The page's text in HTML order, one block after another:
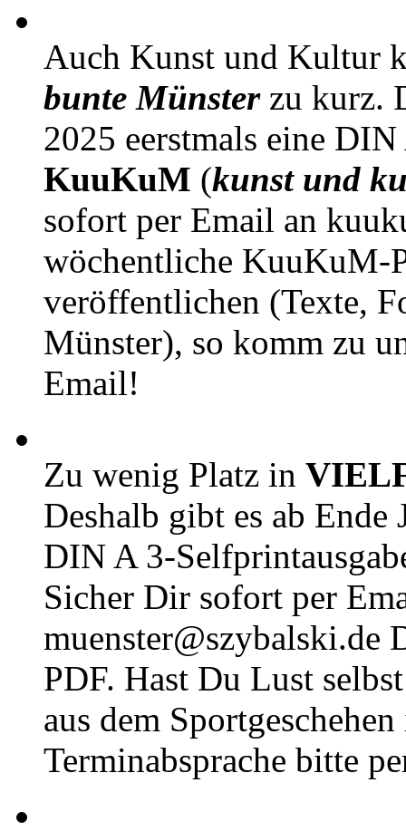
Auch Kunst und Kultur
bunte Münsterzu kurz.
2025 eerstmals eine
KuuKuM (kunst und
sofort per Email an
wöchentliche KuuKuM-
veröffentlichen (Texte,
Münster), so komm zu
Email!
Zu wenig Platz in
Deshalb gibt es ab Ende
DIN A 3-
Sicher Dir sofort per
muenster@szybalski.de
PDF. Hast Du Lust
aus dem
Terminabsprache bitte